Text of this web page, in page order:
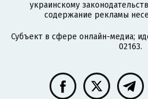
украинскому
содержание рекламы
Субъект в сфере онлайн-медиа;
02163.